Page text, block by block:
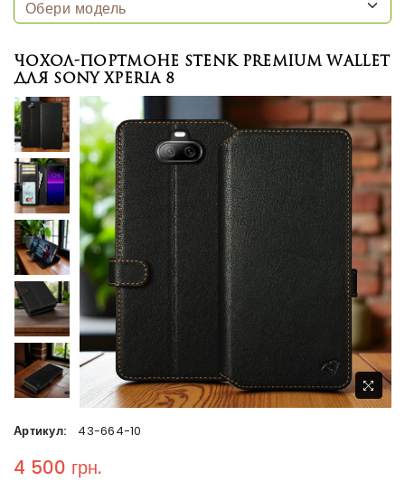
Чохол-портмоне Stenk Premium Wallet
для Sony Xperia 8
Артикул: 43-664-10
Regular price
4 500 грн.